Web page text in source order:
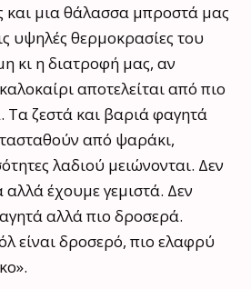
και μια θάλασσα μπροστά μας
υψηλές θερμοκρασίες του
κι η διατροφή μας, αν
αποτελείται από πιο
ζεστά και βαριά φαγητά
από ψαράκι,
λαδιού μειώνονται. Δεν
έχουμε γεμιστά. Δεν
αλλά πιο δροσερά.
είναι δροσερό, πιο ελαφρύ